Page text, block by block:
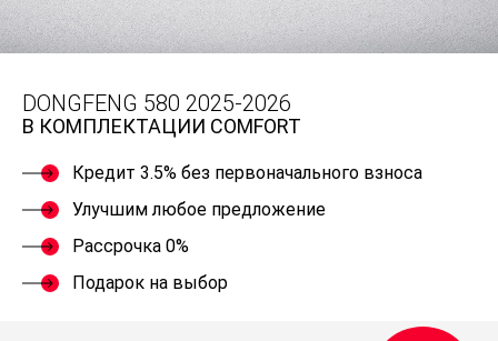
DONGFENG 580 2025-2026
В КОМПЛЕКТАЦИИ COMFORT
Кредит 3.5% без первоначального взноса
Улучшим любое предложение
Рассрочка 0%
Подарок на выбор